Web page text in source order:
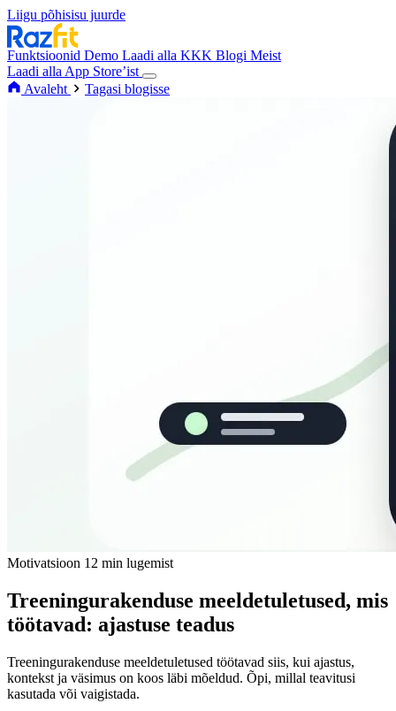
Liigu põhisisu juurde
Funktsioonid Demo Laadi alla KKK Blogi Meist
Laadi alla App Store’ist
Avaleht
Tagasi blogisse
Motivatsioon 12 min lugemist
Treeningurakenduse meeldetuletused, mis
töötavad: ajastuse teadus
Treeningurakenduse meeldetuletused töötavad siis, kui ajastus,
kontekst ja väsimus on koos läbi mõeldud. Õpi, millal teavitusi
kasutada või vaigistada.